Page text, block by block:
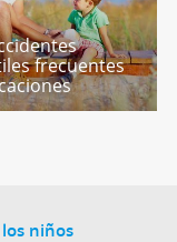
frecuentes
niños